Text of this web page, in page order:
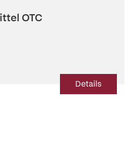
OTC
Details